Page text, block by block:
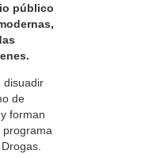
público
disuadir
de
forman
programa